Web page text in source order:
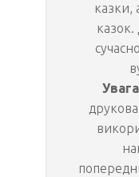
казки,
казок.